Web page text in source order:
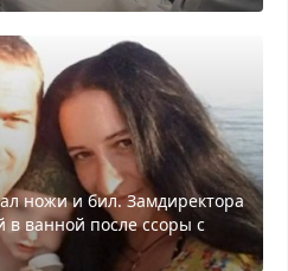
ножи и бил. Замдиректора
ванной после ссоры с